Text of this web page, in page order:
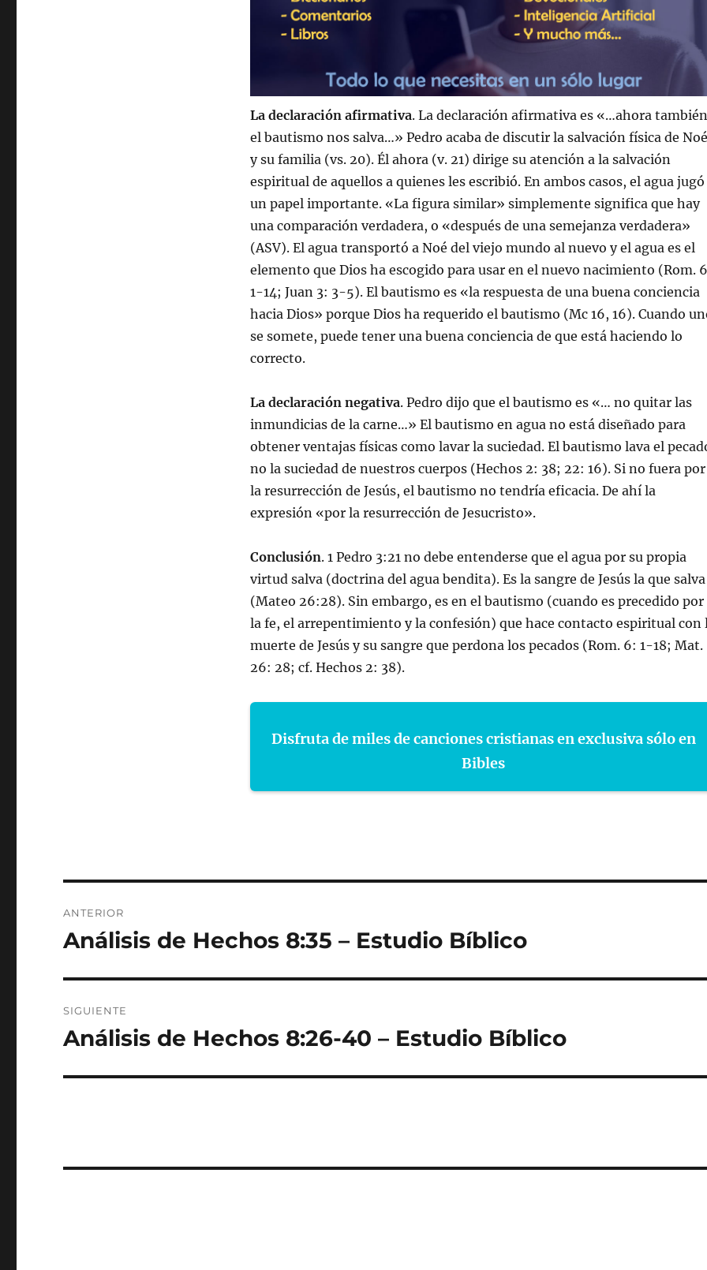
La declaración afirmativa. La declaración afirmativa es «…ahora también
el bautismo nos salva…» Pedro acaba de discutir la salvación física de Noé
y su familia (vs. 20). Él ahora (v. 21) dirige su atención a la salvación
espiritual de aquellos a quienes les escribió. En ambos casos, el agua jugó
un papel importante. «La figura similar» simplemente significa que hay
una comparación verdadera, o «después de una semejanza verdadera»
(ASV). El agua transportó a Noé del viejo mundo al nuevo y el agua es el
elemento que Dios ha escogido para usar en el nuevo nacimiento (Rom.
1-14; Juan 3: 3-5). El bautismo es «la respuesta de una buena conciencia
hacia Dios» porque Dios ha requerido el bautismo (Mc 16, 16). Cuando
se somete, puede tener una buena conciencia de que está haciendo lo
correcto.
La declaración negativa. Pedro dijo que el bautismo es «… no quitar las
inmundicias de la carne…» El bautismo en agua no está diseñado para
obtener ventajas físicas como lavar la suciedad. El bautismo lava el
no la suciedad de nuestros cuerpos (Hechos 2: 38; 22: 16). Si no fuera por
la resurrección de Jesús, el bautismo no tendría eficacia. De ahí la
expresión «por la resurrección de Jesucristo».
Conclusión. 1 Pedro 3:21 no debe entenderse que el agua por su propia
virtud salva (doctrina del agua bendita). Es la sangre de Jesús la que salva
(Mateo 26:28). Sin embargo, es en el bautismo (cuando es precedido por
la fe, el arrepentimiento y la confesión) que hace contacto espiritual con
muerte de Jesús y su sangre que perdona los pecados (Rom. 6: 1-18; Mat.
26: 28; cf. Hechos 2: 38).
Disfruta de miles de canciones cristianas en exclusiva sólo en
Bibles
de
ANTERIOR
Entrada
Análisis de Hechos 8:35 – Estudio Bíblico
SIGUIENTE
Entrada
Análisis de Hechos 8:26-40 – Estudio Bíblico